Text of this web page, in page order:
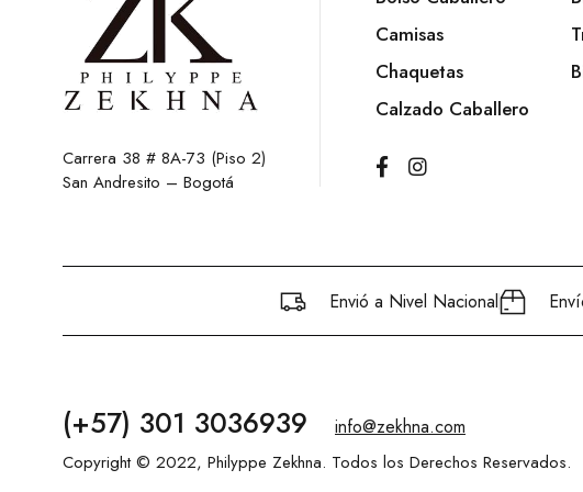
Carrera 38 # 8A-73 (Piso 2)
San Andresito – Bogotá
Camisas
Chaquetas
Calzado Caballero
Envió a Nivel Nacional
(+57) 301 3036939 info@zekhna.com
Copyright © 2022, Philyppe Zekhna. Todos los Derechos Reservados.